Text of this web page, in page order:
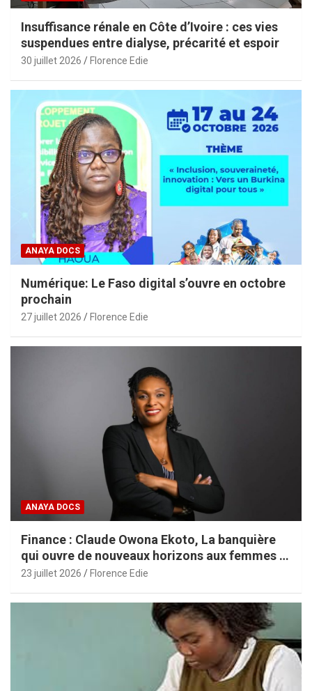
Insuffisance rénale en Côte d’Ivoire : ces vies
suspendues entre dialyse, précarité et espoir
30 juillet 2026 Florence Edie
ANAYA DOCS
Numérique: Le Faso digital s’ouvre en octobre
prochain
27 juillet 2026 Florence Edie
ANAYA DOCS
Finance : Claude Owona Ekoto, La banquière
qui ouvre de nouveaux horizons aux femmes et
aux PME africaines
23 juillet 2026 Florence Edie